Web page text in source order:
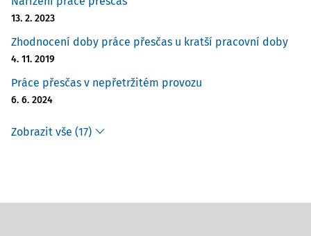
13. 2. 2023
Zhodnocení doby práce přesčas u kratší pracovní doby
4. 11. 2019
Práce přesčas v nepřetržitém provozu
6. 6. 2024
Zobrazit vše (17)